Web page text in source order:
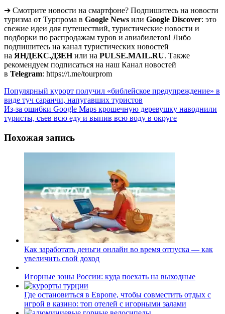
➔ Смотрите новости на смартфоне? Подпишитесь на новости
туризма от Турпрома в Google News или Google Discover: это
свежие идеи для путешествий, туристические новости и
подборки по распродажам туров и авиабилетов! Либо
подпишитесь на канал туристических новостей
на ЯНДЕКС.ДЗЕНили на PULSE.MAIL.RU. Также
рекомендуем подписаться на наш Канал новостей
в Telegram: https://t.me/tourprom
Навигация
по
записям
Популярный курорт получил «библейское предупреждение» в
виде туч саранчи, напугавших туристов
Из-за ошибки Google Maps крошечную деревушку наводнили
туристы, съев всю еду и выпив всю воду в округе
Похожая запись
Как заработать деньги онлайн во время отпуска — как
увеличить свой доход
Игорные зоны России: куда поехать на выходные
Где остановиться в Европе, чтобы совместить отдых с
игрой в казино: топ отелей с игорными залами